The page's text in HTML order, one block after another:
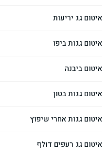
איטום גג יריעות
איטום גגות ביפו
איטום ביבנה
איטום גגות בטון
איטום גגות אחרי שיפוץ
איטום גג רעפים דולף